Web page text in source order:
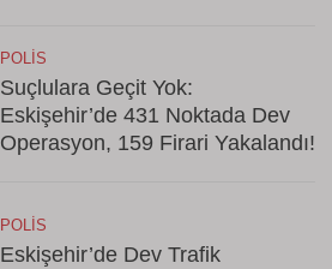
POLIS
Suçlulara Geçit Yok:
Eskişehir’de 431 Noktada Dev
Operasyon, 159 Firari Yakalandı!
POLIS
Eskişehir’de Dev Trafik